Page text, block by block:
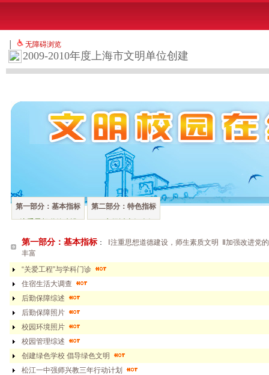
无障碍浏览
2009-2010年度上海市文明单位创建
第一部分：基本指标
Ⅰ注重思想道德建设，
Ⅱ加强改进党的建
Ⅲ 深化学校内涵发
展，办学绩效领先
IV 开展校园文化建
设，文化生活丰富
V 优化校园环境氛
围，平安健康达标
VI 学校社会良性互
动，内外关系和谐
第二部分：特色指标
1、市级以上好人好
2、有成效的公益活
第一部分：基本指标 ： Ⅰ注重思想道德建设，师生素质文明
Ⅱ加强改进党
丰富
“关爱工程”与学科门诊
住宿生活大调查
后勤保障综述
后勤保障照片
校园环境照片
校园管理综述
创建绿色学校 倡导绿色文明
松江一中强师兴教三年行动计划